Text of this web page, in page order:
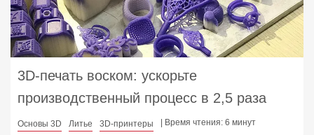
3D-печать воском: ускорьте
производственный процесс в 2,5 раза
Основы 3D Литье 3D-принтеры | Время чтения: 6 минут